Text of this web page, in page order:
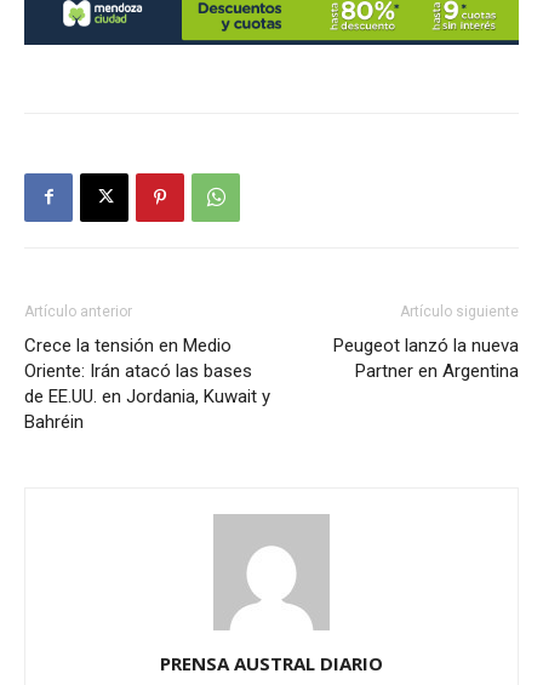
Artículo anterior
Crece la tensión en Medio
Oriente: Irán atacó las bases
de EE.UU. en Jordania, Kuwait y
Bahréin
Artículo siguiente
Peugeot lanzó la nueva
Partner en Argentina
PRENSA AUSTRAL DIARIO